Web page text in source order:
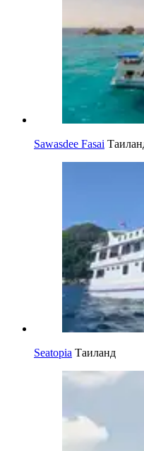
Sawasdee Fasai
Seatopia Таиланд